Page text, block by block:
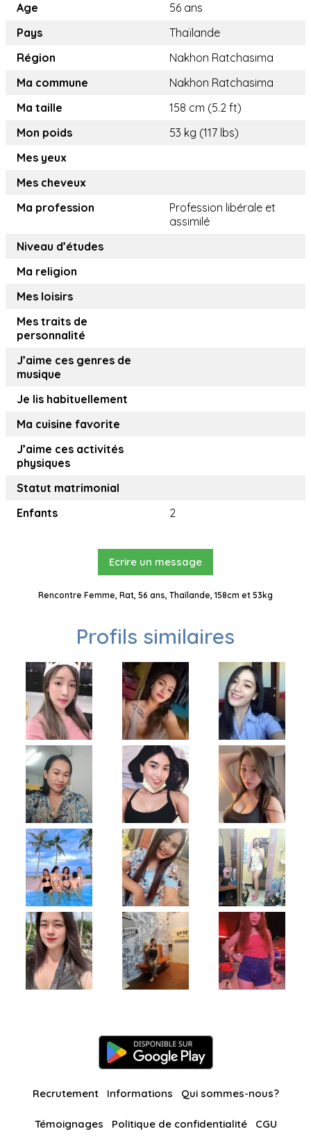
Age
56 ans
Pays
Thaïlande
Région
Nakhon Ratchasima
Ma commune
Nakhon Ratchasima
Ma taille
158 cm (5.2 ft)
Mon poids
53 kg (117 lbs)
Mes yeux
Mes cheveux
Ma profession
Profession libérale et
assimilé
Niveau d’études
Ma religion
Mes loisirs
Mes traits de
personnalité
J’aime ces genres de
musique
Je lis habituellement
Ma cuisine favorite
J’aime ces activités
physiques
Statut matrimonial
Enfants
2
Ecrire un message
Rencontre Femme, Rat, 56 ans, Thaïlande, 158cm et 53kg
Profils similaires
Recrutement Informations Qui sommes-nous?
Témoignages Politique de confidentialité CGU